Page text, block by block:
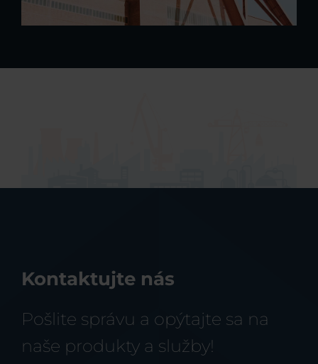
Kontaktujte nás
Pošlite správu a opýtajte sa na
naše produkty a služby!